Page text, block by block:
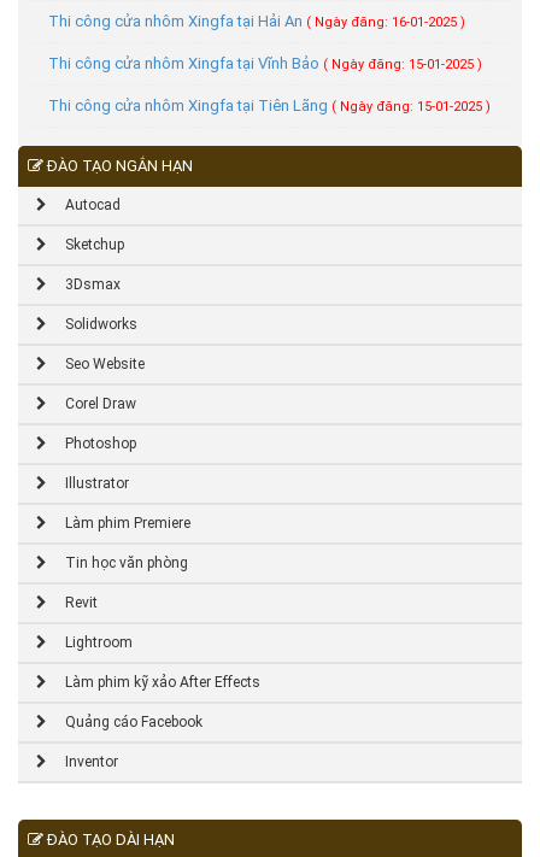
Thi công cửa nhôm Xingfa tại Hải An ( Ngày đăng: 16-01-2025 )
Thi công cửa nhôm Xingfa tại Vĩnh Bảo ( Ngày đăng: 15-01-2025 )
Thi công cửa nhôm Xingfa tại Tiên Lãng ( Ngày đăng: 15-01-2025 )
ĐÀO TẠO NGẮN HẠN
Autocad
Sketchup
3Dsmax
Solidworks
Seo Website
Corel Draw
Photoshop
Illustrator
Làm phim Premiere
Tin học văn phòng
Revit
Lightroom
Làm phim kỹ xảo After Effects
Quảng cáo Facebook
Inventor
ĐÀO TẠO DÀI HẠN